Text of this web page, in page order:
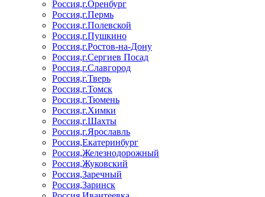
Россия,г.Оренбург
Россия,г.Пермь
Россия,г.Полевской
Россия,г.Пушкино
Россия,г.Ростов-на-Дону
Россия,г.Сергиев Посад
Россия,г.Славгород
Россия,г.Тверь
Россия,г.Томск
Россия,г.Тюмень
Россия,г.Химки
Россия,г.Шахты
Россия,г.Ярославль
Россия,Екатеринбург
Россия,Железнодорожный
Россия,Жуковский
Россия,Заречный
Россия,Заринск